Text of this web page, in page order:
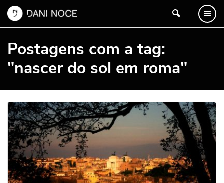
Postagens com a tag:
"nascer do sol em roma"